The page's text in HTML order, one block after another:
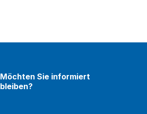
Möchten Sie informiert
bleiben?